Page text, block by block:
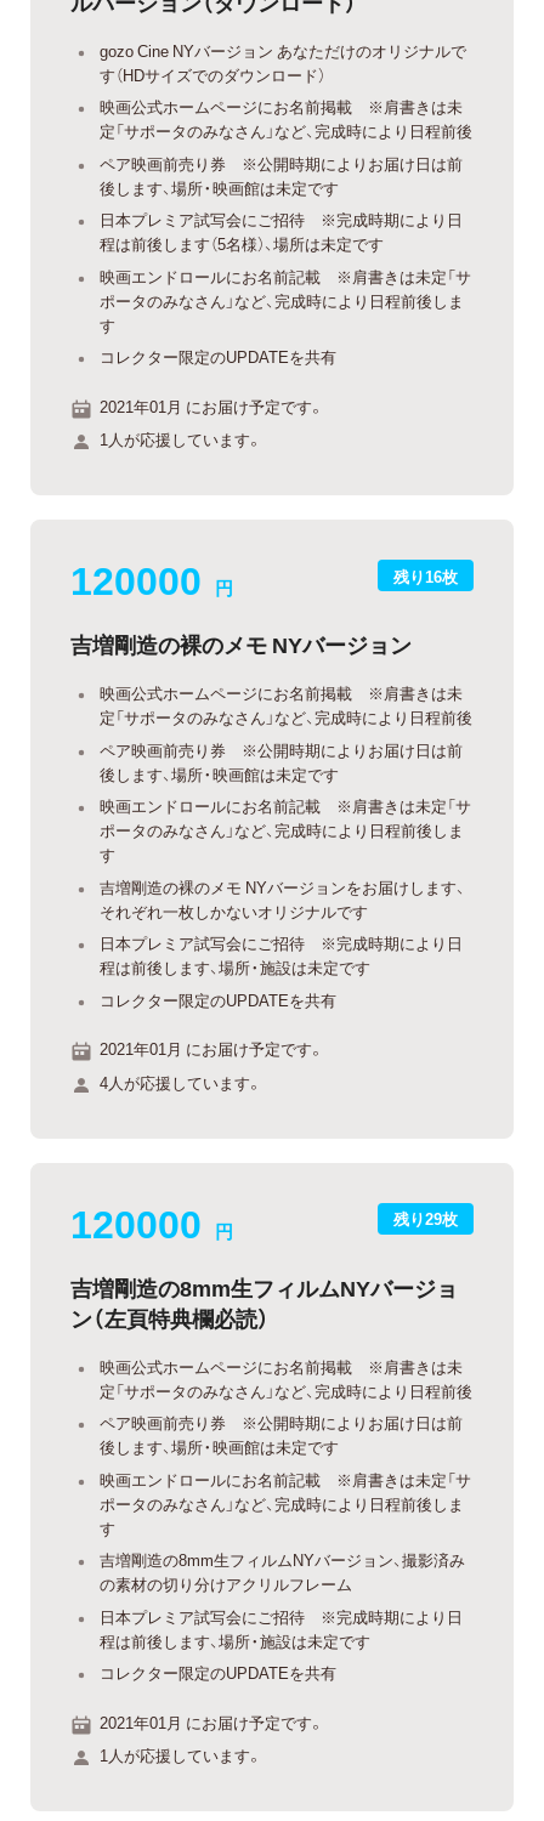
gozo Cine NYバージョン あなただけのオリジナルで
す（HDサイズでのダウンロード）
映画公式ホームページにお名前掲載 ※肩書きは未
定「サポータのみなさん」など、完成時により日程前後
ペア映画前売り券 ※公開時期によりお届け日は前
後します、場所・映画館は未定です
日本プレミア試写会にご招待 ※完成時期により日
程は前後します（5名様）、場所は未定です
映画エンドロールにお名前記載 ※肩書きは未定「サ
ポータのみなさん」など、完成時により日程前後しま
す
コレクター限定のUPDATEを共有
2021年01月 にお届け予定です。
1人が応援しています。
残り16枚
120000 円
吉増剛造の裸のメモ NYバージョン
映画公式ホームページにお名前掲載 ※肩書きは未
定「サポータのみなさん」など、完成時により日程前後
ペア映画前売り券 ※公開時期によりお届け日は前
後します、場所・映画館は未定です
映画エンドロールにお名前記載 ※肩書きは未定「サ
ポータのみなさん」など、完成時により日程前後しま
す
吉増剛造の裸のメモ NYバージョンをお届けします、
それぞれ一枚しかないオリジナルです
日本プレミア試写会にご招待 ※完成時期により日
程は前後します、場所・施設は未定です
コレクター限定のUPDATEを共有
2021年01月 にお届け予定です。
4人が応援しています。
残り29枚
120000 円
吉増剛造の8mm生フィルムNYバージョ
ン（左頁特典欄必読）
映画公式ホームページにお名前掲載 ※肩書きは未
定「サポータのみなさん」など、完成時により日程前後
ペア映画前売り券 ※公開時期によりお届け日は前
後します、場所・映画館は未定です
映画エンドロールにお名前記載 ※肩書きは未定「サ
ポータのみなさん」など、完成時により日程前後しま
す
吉増剛造の8mm生フィルムNYバージョン、撮影済み
の素材の切り分けアクリルフレーム
日本プレミア試写会にご招待 ※完成時期により日
程は前後します、場所・施設は未定です
コレクター限定のUPDATEを共有
2021年01月 にお届け予定です。
1人が応援しています。